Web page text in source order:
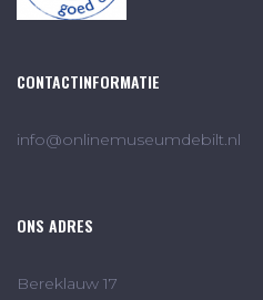
CONTACTINFORMATIE
info@onlinemuseumdebilt.nl
ONS ADRES
Bereklauw 17